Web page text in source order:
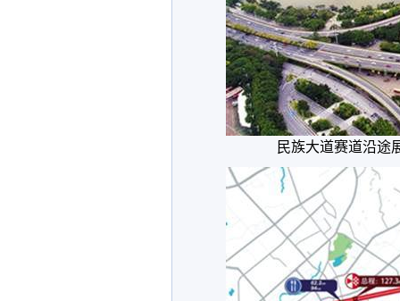
民族大道赛道沿途